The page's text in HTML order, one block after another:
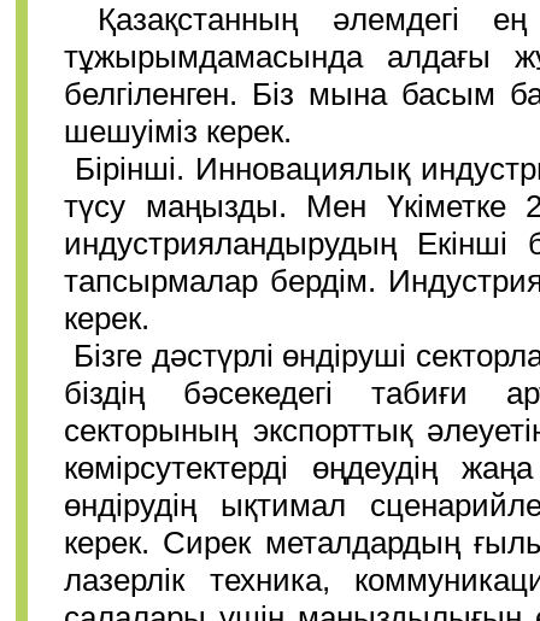
Қазақстанның әлемдегі
тұжырымдамасында алдағы
белгіленген. Біз мына басым
шешуіміз керек.
Бірінші. Инновациялық
түсу маңызды. Мен Үкіметке
индустрияландырудың
тапсырмалар бердім.
керек.
Бізге дәстүрлі өндіруші
біздің бәсекедегі табиғи
секторының экспорттық
көмірсутектерді өңдеудің
өндірудің ықтимал
керек. Сирек металдардың
лазерлік техника,